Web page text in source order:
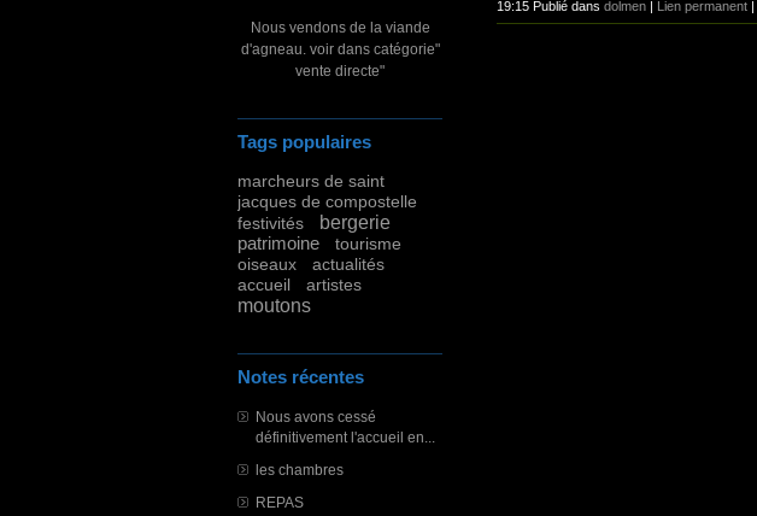
Nous vendons de la viande
d'agneau. voir dans catégorie"
vente directe"
Tags populaires
marcheurs de saint
jacques de compostelle
festivités
bergerie
patrimoine
tourisme
oiseaux
actualités
accueil
artistes
moutons
Notes récentes
Nous avons cessé
définitivement l'accueil en...
les chambres
REPAS
19:15 Publié dans dolmen Lien permanent